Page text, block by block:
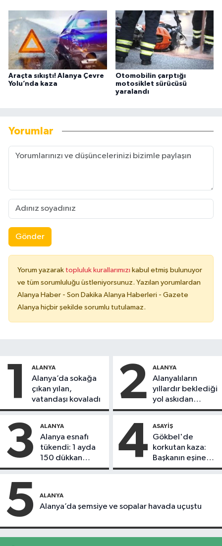
Araçta sıkıştı! Alanya Çevre
Yolu’nda kaza
Otomobilin çarptığı
motosiklet sürücüsü
yaralandı
Yorumlar
Gönder
Yorum yazarak topluluk kurallarımızı kabul etmiş bulunuyor
ve tüm sorumluluğu üstleniyorsunuz. Yazılan yorumlardan
Alanya Haber - Son Dakika Alanya Haberleri - Gazete
Alanya hiçbir şekilde sorumlu tutulamaz.
1 ALANYA
Alanya’da sokağa
çıkan yılan,
vatandaşı kovaladı
2 ALANYA
Alanyalıların
yıllardır beklediği
yol askıdan
döndü
3 ALANYA
Alanya esnafı
tükendi: 1 ayda
150 dükkan
kapandı
4 ASAYIŞ
Gökbel'de
korkutan kaza:
Başkanın eşine
motosiklet çarptı
5 ALANYA
Alanya’da şemsiye ve sopalar havada uçuştu